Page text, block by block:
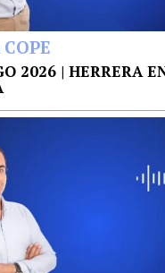
2026 | HERRERA